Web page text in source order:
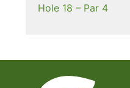
Hole 18 – Par 4